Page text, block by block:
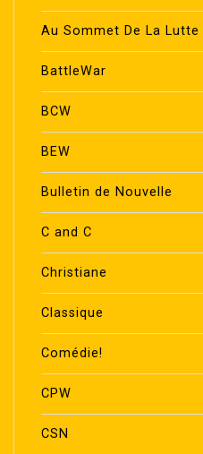
Au Sommet De La Lutte
BattleWar
BCW
BEW
Bulletin de Nouvelle
C and C
Christiane
Classique
Comédie!
CPW
CSN